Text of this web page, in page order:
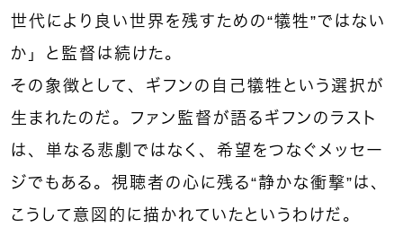
世代により良い世界を残すための“犠牲”ではない
か」と監督は続けた。
その象徴として、ギフンの自己犠牲という選択が
生まれたのだ。ファン監督が語るギフンのラスト
は、単なる悲劇ではなく、希望をつなぐメッセー
ジでもある。視聴者の心に残る“静かな衝撃”は、
こうして意図的に描かれていたというわけだ。